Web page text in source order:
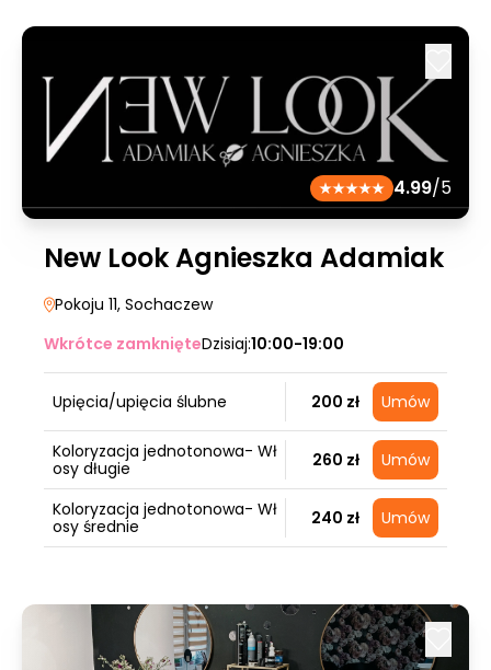
4.99/5
New Look Agnieszka Adamiak
Pokoju 11, Sochaczew
Wkrótce zamknięteDzisiaj:10:00-19:00
Upięcia/upięcia ślubne 200 zł Umów
Koloryzacja jednotonowa- Wł
osy długie
260 zł Umów
Koloryzacja jednotonowa- Wł
osy średnie
240 zł Umów